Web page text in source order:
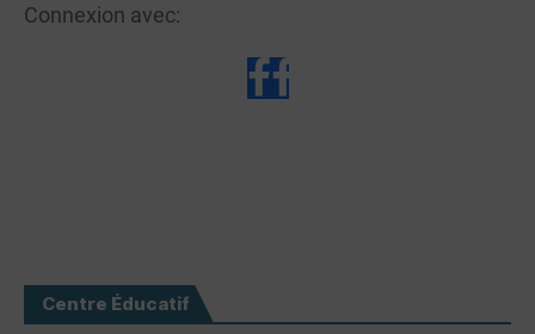
Connexion avec:
Centre Éducatif